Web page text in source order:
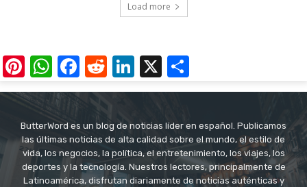
Load more
Pinterest
WhatsApp
Facebook
RedditLinkedIn
X
ButterWord es un blog de noticias líder en español. Publicamos
las últimas noticias de alta calidad sobre el mundo, el estilo de
vida, los negocios, la política, el entretenimiento, los viajes, los
deportes y la tecnología. Nuestros lectores, principalmente de
Latinoamérica, disfrutan diariamente de noticias auténticas y